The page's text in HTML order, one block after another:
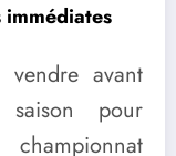
immédiates
avant
saison pour